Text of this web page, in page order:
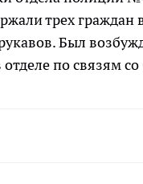
трех граждан
Был
по связям